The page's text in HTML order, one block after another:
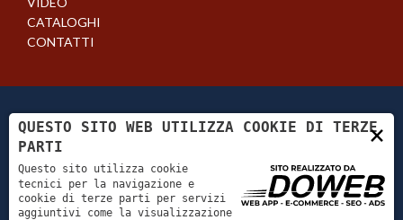
CATALOGHI
CONTATTI
Tutti i diritti riservati. - CUSTOM CAMPER -
×
QUESTO SITO WEB UTILIZZA COOKIE DI TERZE
PARTI
Questo sito utilizza cookie
tecnici per la navigazione e
cookie di terze parti per servizi
aggiuntivi come la visualizzazione